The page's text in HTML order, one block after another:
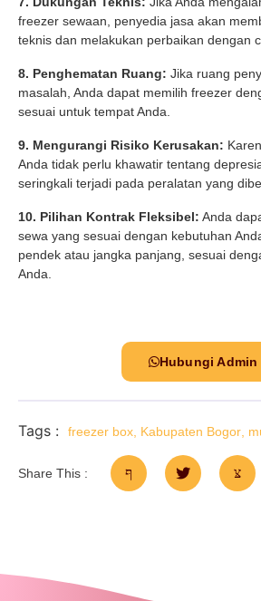
freezer sewaan, penyedia jasa akan
teknis dan melakukan perbaikan dengan
8. Penghematan Ruang: Jika ruang
masalah, Anda dapat memilih freezer
sesuai untuk tempat Anda.
9. Mengurangi Risiko Kerusakan:
Anda tidak perlu khawatir tentang
seringkali terjadi pada peralatan yang
10. Pilihan Kontrak Fleksibel: Anda
sewa yang sesuai dengan kebutuhan
pendek atau jangka panjang, sesuai
Anda.
Hubungi Admin
Tags : freezer box Kabupaten Bogor
Share This :